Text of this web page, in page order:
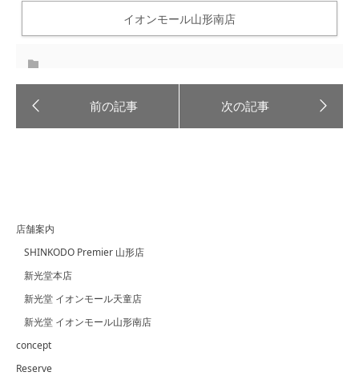
イオンモール山形南店
店舗案内
SHINKODO Premier 山形店
新光堂本店
新光堂 イオンモール天童店
新光堂 イオンモール山形南店
concept
Reserve